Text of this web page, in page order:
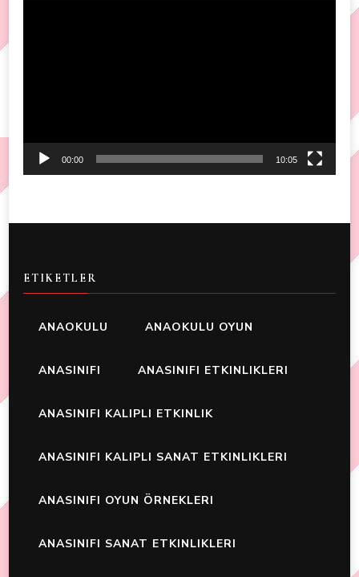
00:00 10:05
ETIKETLER
ANAOKULU ANAOKULU OYUN
ANASINIFI ANASINIFI ETKINLIKLERI
ANASINIFI KALIPLI ETKINLIK
ANASINIFI KALIPLI SANAT ETKINLIKLERI
ANASINIFI OYUN ÖRNEKLERI
ANASINIFI SANAT ETKINLIKLERI